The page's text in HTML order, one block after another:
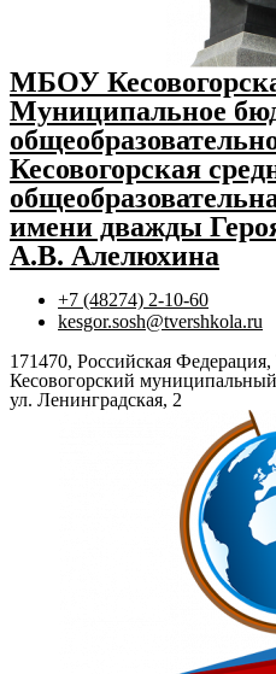
МБОУ
Муниципальное
Кесовогорская
имени дважды
А.В. Алелюхина
+7 (48274) 2-10-60
kesgor.sosh@tvershkola.ru
171470, Российская Федерация,
Кесовогорский
ул. Ленинградская, 2